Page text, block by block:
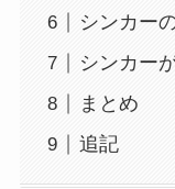
シンカー
シンカー
まとめ
追記